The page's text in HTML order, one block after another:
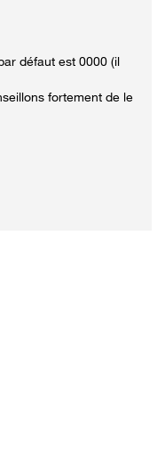
défaut est 0000 (il
fortement de le